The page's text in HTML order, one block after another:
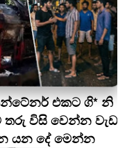
එකට ගි* නි
විසි වෙන්න වැඩ
යන දේ මෙන්න